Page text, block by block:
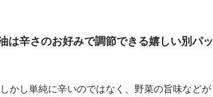
は辛さのお好みで調節できる嬉しい別パッ
かし単純に辛いのではなく、野菜の旨味などが